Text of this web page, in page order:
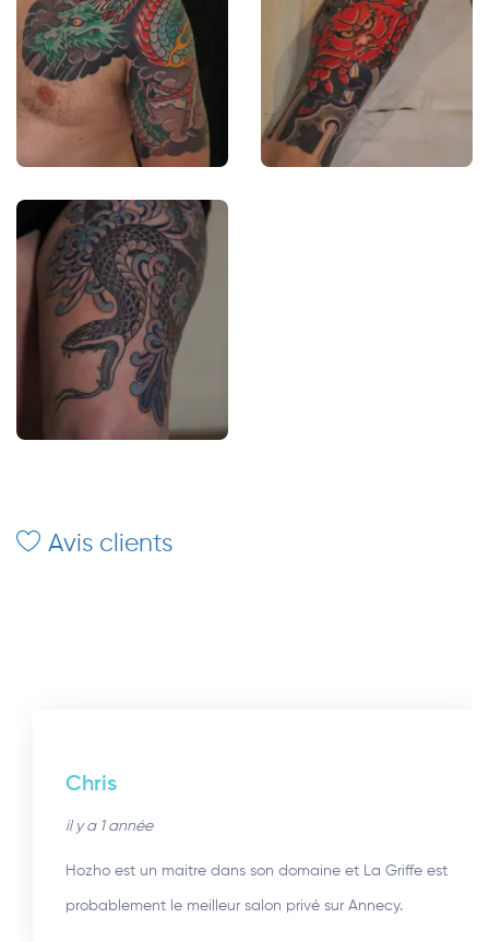
Avis clients
Chris
il y a 1 année
Hozho est un maitre dans son domaine et La Griffe est
probablement le meilleur salon privé sur Annecy.